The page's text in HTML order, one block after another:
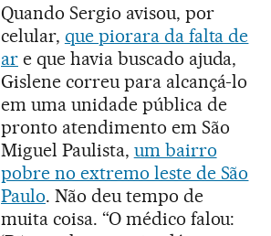
Quando Sergio avisou, por
celular, que piorara da falta de
are que havia buscado ajuda,
Gislene correu para alcançá-lo
em uma unidade pública de
pronto atendimento em São
Miguel Paulista, um bairro
pobre no extremo leste de São
Paulo. Não deu tempo de
muita coisa. “O médico falou: